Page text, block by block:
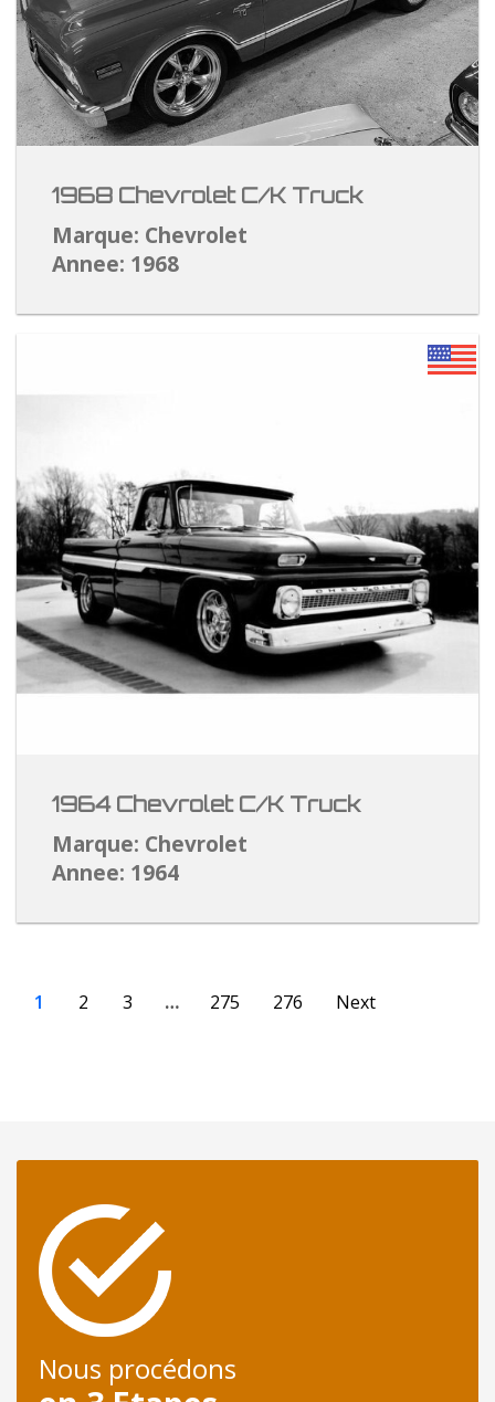
1968 Chevrolet C/K Truck
Marque: Chevrolet
Annee: 1968
1964 Chevrolet C/K Truck
Marque: Chevrolet
Annee: 1964
1 2 3 … 275 276 Next
Nous procédons